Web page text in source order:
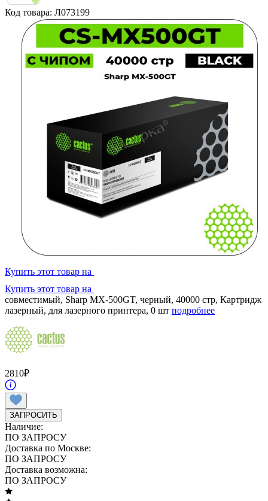
Код товара: Л073199
Купить этот товар на
Купить этот товар на
совместимый, Sharp MX-500GT, черный, 40000 стр, Картридж
лазерный, для лазерного принтера, 0 шт подробнее
2810₽
ЗАПРОСИТЬ
Наличие:
ПО ЗАПРОСУ
Доставка по Москве:
ПО ЗАПРОСУ
Доставка возможна:
ПО ЗАПРОСУ